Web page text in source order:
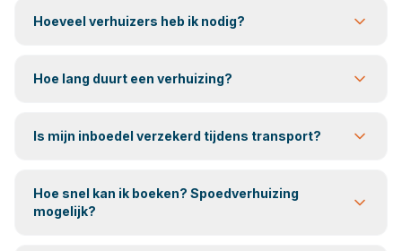
Hoeveel verhuizers heb ik nodig?
Hoe lang duurt een verhuizing?
Is mijn inboedel verzekerd tijdens transport?
Hoe snel kan ik boeken? Spoedverhuizing
mogelijk?